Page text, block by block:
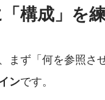
構成」を
まず「何を参照さ
ンです。